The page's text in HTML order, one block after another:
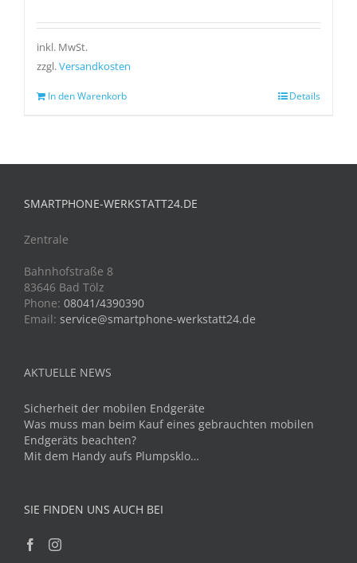
inkl. MwSt.
zzgl.Versandkosten
In den Warenkorb Details
SMARTPHONE-WERKSTATT24.DE
Zentrale
Bahnhofstraße 8
83646 Bad Tölz
Phone: 08041/4390390
Email: service@smartphone-werkstatt24.de
AKTUELLE NEWS
Sicherheit der mobilen Endgeräte
Was muss man beim Kauf eines gebrauchten mobilen
Endgeräts beachten?
Mit dem Handy aufs Plumpsklo…
SIE FINDEN UNS AUCH BEI